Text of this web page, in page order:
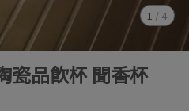
1 / 4
瓷品飲杯 聞香杯